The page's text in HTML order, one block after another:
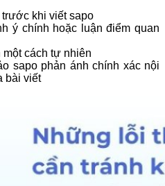
khi viết sapo
ý chính hoặc luận điểm quan
cách tự nhiên
sapo phản ánh chính xác nội
bài viết